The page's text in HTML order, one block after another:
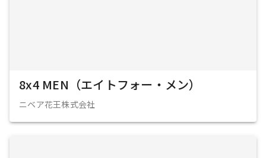
8x4 MEN（エイトフォー・メン）
ニベア花王株式会社